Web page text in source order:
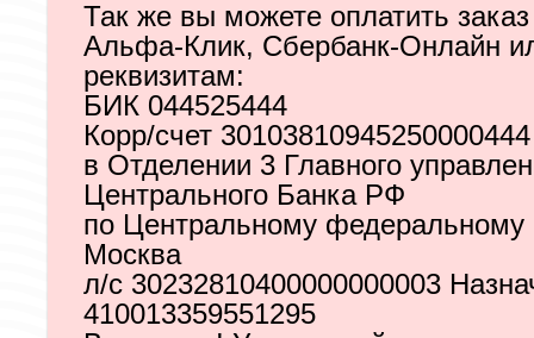
Так же вы можете оплатить заказ
Альфа-Клик, Сбербанк-Онлайн
реквизитам:
БИК 044525444
Корр/счет 30103810945250000444
в Отделении 3 Главного
Центрального Банка РФ
по Центральному федеральному
Москва
л/с 30232810400000000003
410013359551295